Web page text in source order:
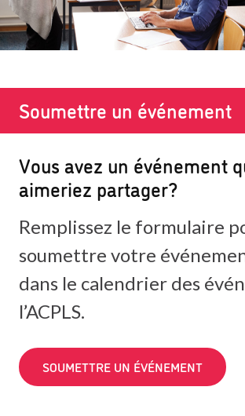
Soumettre un événement
Vous avez un événement
aimeriez partager?
Remplissez le formulaire
soumettre votre
dans le calendrier des
l’ACPLS.
SOUMETTRE UN ÉVÉNEMENT